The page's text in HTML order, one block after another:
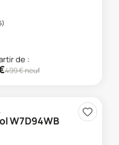
)
de :
499€ neuf
W7D94WB